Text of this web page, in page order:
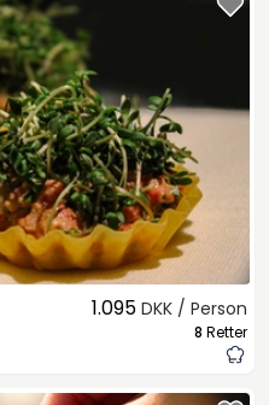
1.095 DKK / Person
8 Retter